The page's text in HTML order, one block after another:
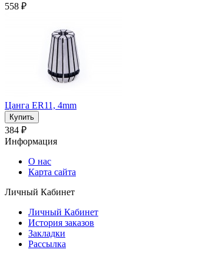
558 ₽
Цанга ER11, 4mm
384 ₽
Информация
О нас
Карта сайта
Личный Кабинет
Личный Кабинет
История заказов
Закладки
Рассылка